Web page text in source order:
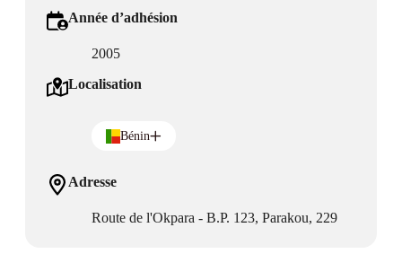
Année d’adhésion
2005
Localisation
Bénin
Adresse
Route de l'Okpara - B.P. 123, Parakou, 229